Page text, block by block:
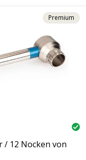
Premium
/ 12 Nocken von